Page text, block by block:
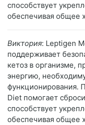
способствует
обеспечивая общее
Виктория: Leptigen
поддерживает
кетоз в организме,
энергию,
функционирования.
Diеt помогает
способствует
обеспечивая общее